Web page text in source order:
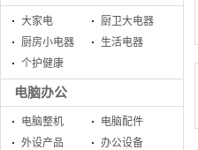
大家电
厨卫大电器
厨房小电器
生活电器
个护健康
电脑办公
电脑整机
电脑配件
外设产品
办公设备